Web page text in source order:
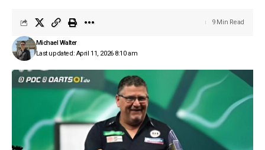
Last updated: April 11, 2026 8:10 am
Michael Walter
9 Min Read